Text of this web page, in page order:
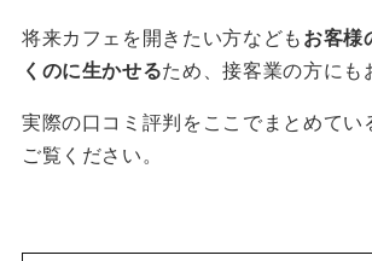
将来カフェを開きたい方なども お客様
くのに生かせるため、接客業の方にも
実際の口コミ評判をここでまとめてい
ご覧ください。